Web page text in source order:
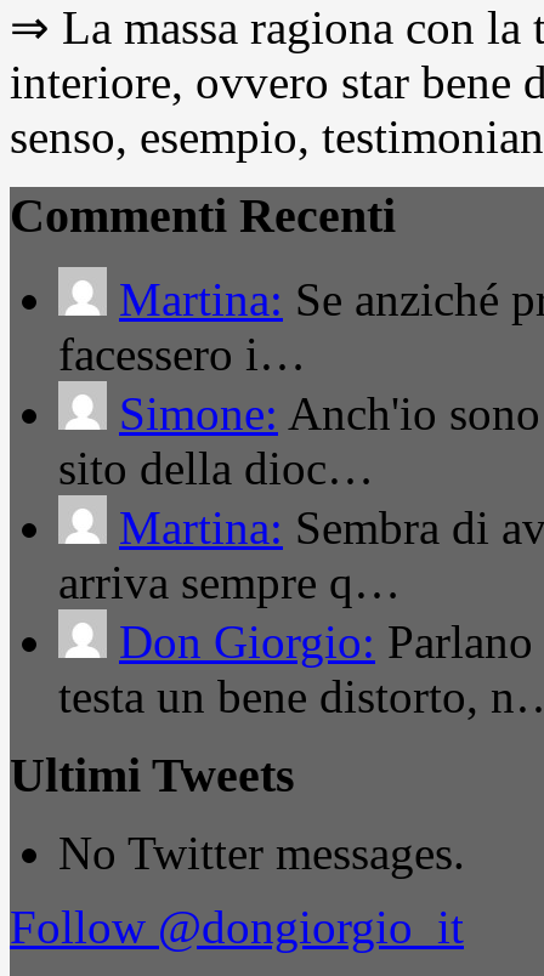
⇒ La massa ragiona con
interiore, ovvero star
senso, esempio,
Commenti Recenti
Martina: Se anziché
facessero i…
Simone: Anch'io
sito della dioc…
Martina: Sembra di
arriva sempre q…
Don Giorgio:
testa un bene distorto,
Ultimi Tweets
No Twitter messages.
Follow @dongiorgio_it